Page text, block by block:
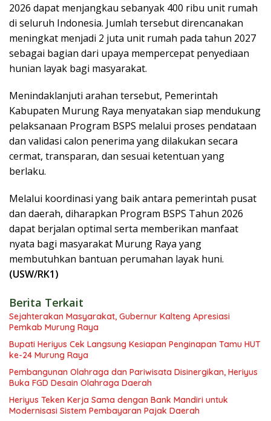
2026 dapat menjangkau sebanyak 400 ribu unit rumah
di seluruh Indonesia. Jumlah tersebut direncanakan
meningkat menjadi 2 juta unit rumah pada tahun 2027
sebagai bagian dari upaya mempercepat penyediaan
hunian layak bagi masyarakat.
Menindaklanjuti arahan tersebut, Pemerintah
Kabupaten Murung Raya menyatakan siap mendukung
pelaksanaan Program BSPS melalui proses pendataan
dan validasi calon penerima yang dilakukan secara
cermat, transparan, dan sesuai ketentuan yang
berlaku.
Melalui koordinasi yang baik antara pemerintah pusat
dan daerah, diharapkan Program BSPS Tahun 2026
dapat berjalan optimal serta memberikan manfaat
nyata bagi masyarakat Murung Raya yang
membutuhkan bantuan perumahan layak huni.
(USW/RK1)
Berita Terkait
Sejahterakan Masyarakat, Gubernur Kalteng Apresiasi
Pemkab Murung Raya
Bupati Heriyus Cek Langsung Kesiapan Penginapan Tamu HUT
ke-24 Murung Raya
Pembangunan Olahraga dan Pariwisata Disinergikan, Heriyus
Buka FGD Desain Olahraga Daerah
Heriyus Teken Kerja Sama dengan Bank Mandiri untuk
Modernisasi Sistem Pembayaran Pajak Daerah